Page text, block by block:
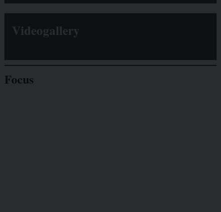
Videogallery
Focus